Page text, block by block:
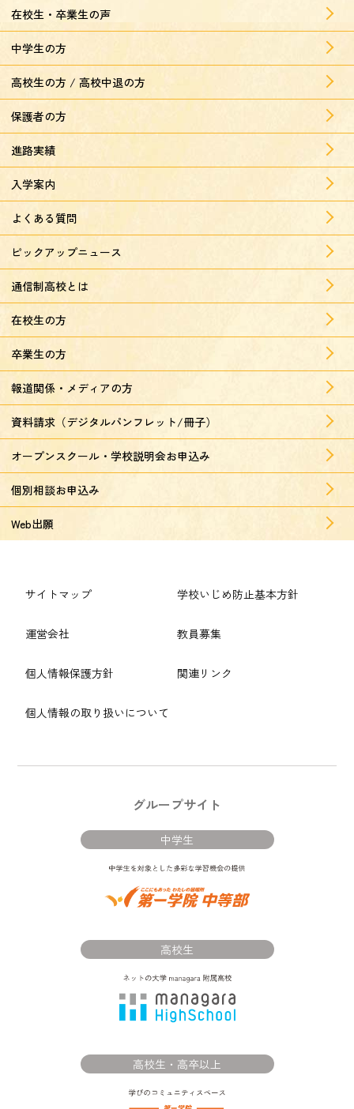
在校生・卒業生の声
中学生の方
高校生の方 / 高校中退の方
保護者の方
進路実績
入学案内
よくある質問
ピックアップニュース
通信制高校とは
在校生の方
卒業生の方
報道関係・メディアの方
資料請求（デジタルパンフレット/冊子）
オープンスクール・学校説明会お申込み
個別相談お申込み
Web出願
サイトマップ
運営会社
個人情報保護方針
個人情報の取り扱いについて
学校いじめ防止基本方針
教員募集
関連リンク
グループサイト
中学生
高校生
高校生・高卒以上